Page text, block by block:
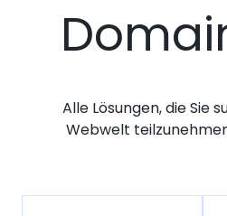
Alle Lösungen, die Sie
Webwelt